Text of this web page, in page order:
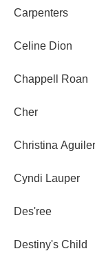
Carpenters
Celine Dion
Chappell Roan
Cher
Christina
Cyndi Lauper
Des'ree
Destiny's Child